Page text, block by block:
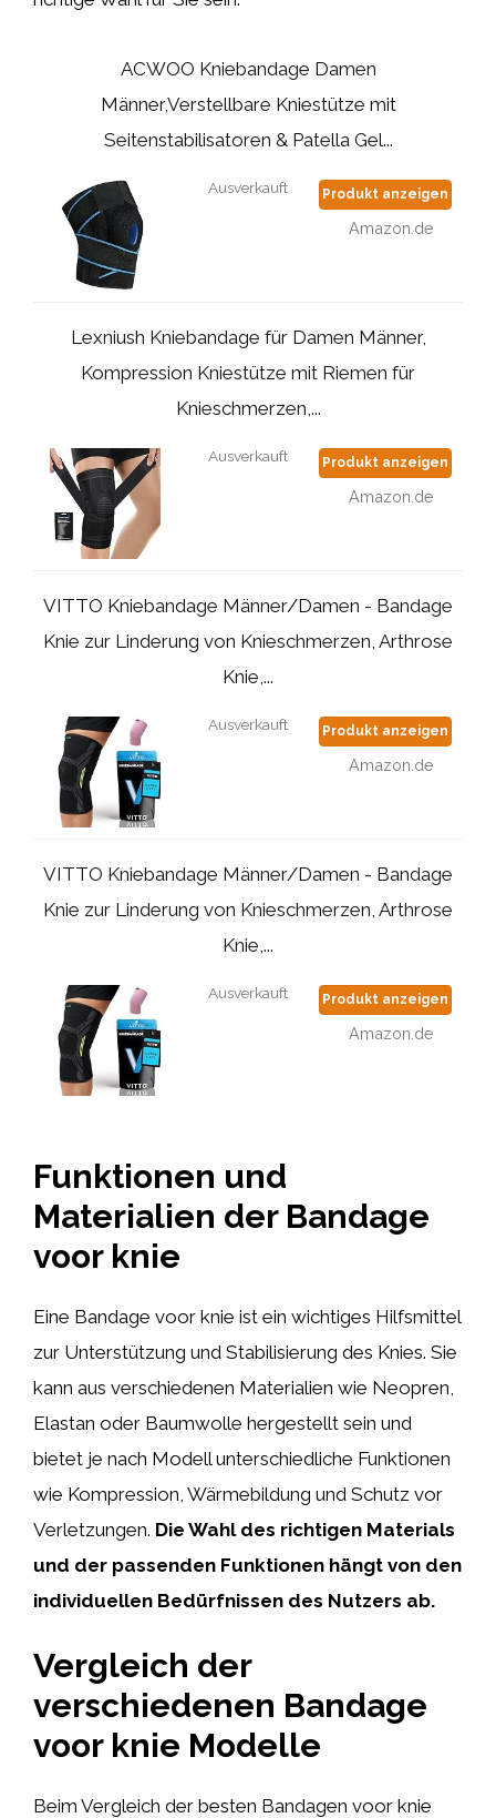
ACWOO Kniebandage Damen
Männer,Verstellbare Kniestütze mit
Seitenstabilisatoren & Patella Gel...
Ausverkauft Produkt anzeigen
Amazon.de
Lexniush Kniebandage für Damen Männer,
Kompression Kniestütze mit Riemen für
Knieschmerzen,...
Ausverkauft Produkt anzeigen
Amazon.de
VITTO Kniebandage Männer/Damen - Bandage
Knie zur Linderung von Knieschmerzen, Arthrose
Knie,...
Ausverkauft Produkt anzeigen
Amazon.de
VITTO Kniebandage Männer/Damen - Bandage
Knie zur Linderung von Knieschmerzen, Arthrose
Knie,...
Ausverkauft Produkt anzeigen
Amazon.de
Funktionen und
Materialien der Bandage
voor knie
Eine Bandage voor knie ist ein wichtiges Hilfsmittel
zur Unterstützung und Stabilisierung des Knies. Sie
kann aus verschiedenen Materialien wie Neopren,
Elastan oder Baumwolle hergestellt sein und
bietet je nach Modell unterschiedliche Funktionen
wie Kompression, Wärmebildung und Schutz vor
Verletzungen. Die Wahl des richtigen Materials
und der passenden Funktionen hängt von den
individuellen Bedürfnissen des Nutzers ab.
Vergleich der
verschiedenen Bandage
voor knie Modelle
Beim Vergleich der besten Bandagen voor knie